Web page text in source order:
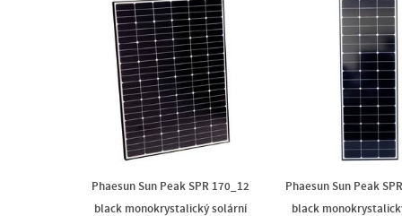
Phaesun Sun Peak SPR 170_12
black monokrystalický solární
Phaesun Sun Peak
black